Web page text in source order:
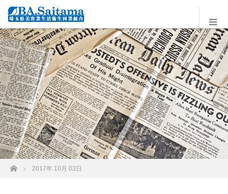
ホーム2017年 10月 03日